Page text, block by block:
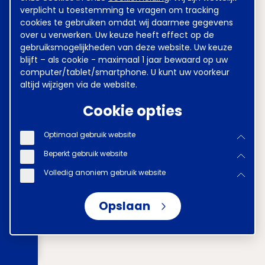
verplicht u toestemming te vragen om tracking
cookies te gebruiken omdat wij daarmee gegevens
over u verwerken. Uw keuze heeft effect op de
gebruiksmogelijkheden van deze website. Uw keuze
blijft – als cookie - maximaal 1 jaar bewaard op uw
computer/tablet/smartphone. U kunt uw voorkeur
altijd wijzigen via de website.
Cookie opties
Optimaal gebruik website
Beperkt gebruik website
Volledig anoniem gebruik website
Opslaan